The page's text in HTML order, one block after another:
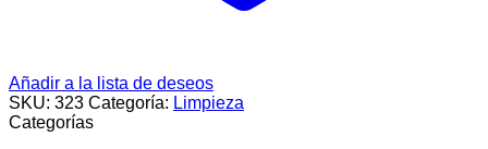
Añadir a la lista de deseos
SKU: 323 Categoría: Limpieza
Categorías